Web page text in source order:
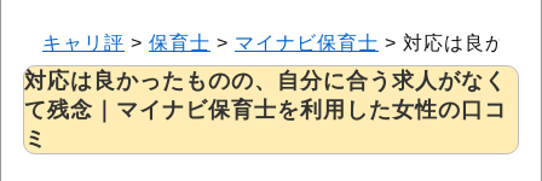
キャリ評 > 保育士 > マイナビ保育士 > 対応は良かっ
対応は良かったものの、自分に合う求人がなく
て残念｜マイナビ保育士を利用した女性の口コ
ミ